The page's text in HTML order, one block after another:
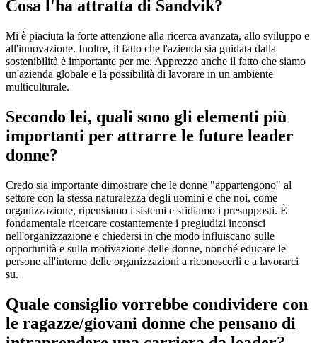
Cosa l'ha attratta di Sandvik?
Mi è piaciuta la forte attenzione alla ricerca avanzata, allo sviluppo e
all'innovazione. Inoltre, il fatto che l'azienda sia guidata dalla
sostenibilità è importante per me. Apprezzo anche il fatto che siamo
un'azienda globale e la possibilità di lavorare in un ambiente
multiculturale.
Secondo lei, quali sono gli elementi più
importanti per attrarre le future leader
donne?
Credo sia importante dimostrare che le donne "appartengono" al
settore con la stessa naturalezza degli uomini e che noi, come
organizzazione, ripensiamo i sistemi e sfidiamo i presupposti. È
fondamentale ricercare costantemente i pregiudizi inconsci
nell'organizzazione e chiedersi in che modo influiscano sulle
opportunità e sulla motivazione delle donne, nonché educare le
persone all'interno delle organizzazioni a riconoscerli e a lavorarci
su.
Quale consiglio vorrebbe condividere con
le ragazze/giovani donne che pensano di